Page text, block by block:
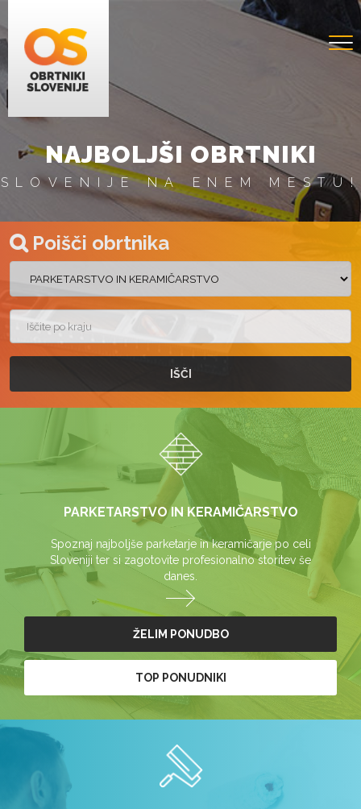
NAJBOLJŠI OBRTNIKI
SLOVENIJE NA ENEM MESTU!
Poišči obrtnika
PARKETARSTVO IN KERAMIČARSTVO
Spoznaj najboljše parketarje in keramičarje po celi
Sloveniji ter si zagotovite profesionalno storitev še
danes.
ŽELIM PONUDBO
TOP PONUDNIKI